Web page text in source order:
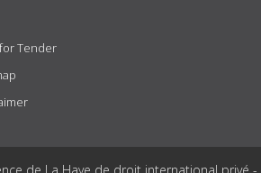
Tender